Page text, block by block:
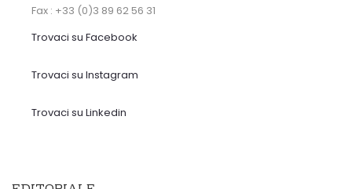
Fax : +33 (0)3 89 62 56 31
Trovaci su Facebook
Trovaci su Instagram
Trovaci su Linkedin